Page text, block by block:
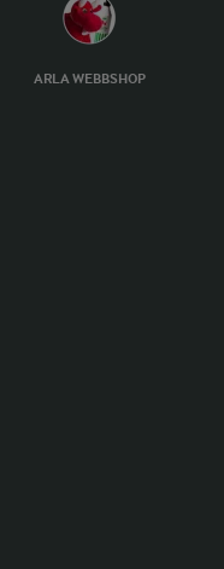
ARLA WEBBSHOP